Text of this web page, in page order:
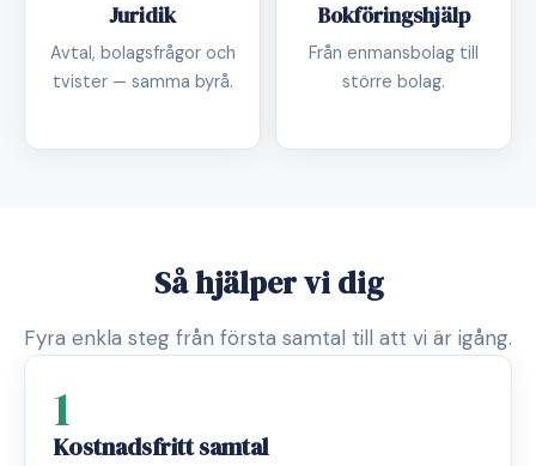
Juridik
Avtal, bolagsfrågor och
tvister — samma byrå.
Bokföringshjälp
Från enmansbolag till
större bolag.
Så hjälper vi dig
Fyra enkla steg från första samtal till att vi är igång.
1
Kostnadsfritt samtal